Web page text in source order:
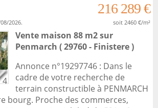
216 289 €
2026. soit 2460 €/m²
4
Vente maison 88 m2sur
Penmarch ( 29760 - Finistere )
Annonce n°19297746 : Dans le
cadre de votre recherche de
terrain constructible à PENMARCH
bourg. Proche des commerces,